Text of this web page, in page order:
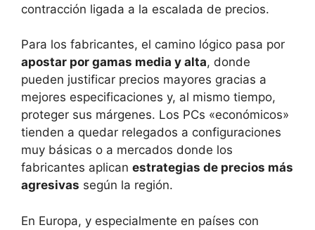
contracción ligada a la escalada de precios.
Para los fabricantes, el camino lógico pasa por
apostar por gamas media y alta, donde
pueden justificar precios mayores gracias a
mejores especificaciones y, al mismo tiempo,
proteger sus márgenes. Los PCs «económicos»
tienden a quedar relegados a configuraciones
muy básicas o a mercados donde los
fabricantes aplican estrategias de precios más
agresivas según la región.
En Europa, y especialmente en países con